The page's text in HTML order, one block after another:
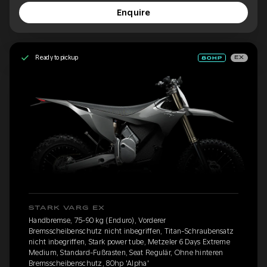
Enquire
Ready to pickup EX
STARK VARG EX
Handbremse, 75-90 kg (Enduro), Vorderer
Bremsscheibenschutz nicht inbegriffen, Titan-Schraubensatz
nicht inbegriffen, Stark power tube, Metzeler 6 Days Extreme
Medium, Standard-Fußrasten, Seat Regulär, Ohne hinteren
Bremsscheibenschutz, 80hp 'Alpha'